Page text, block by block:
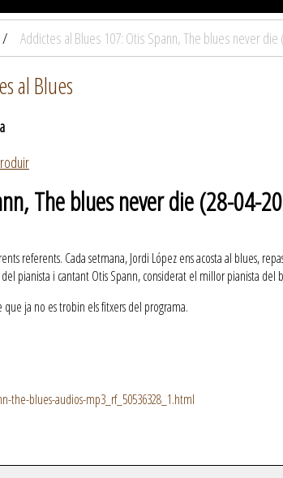
Addictes al Blues 107: Otis Spann, The blues never die
al Blues
The blues never die (28-04-
referents. Cada setmana, Jordi López ens acosta al blues,
pianista i cantant Otis Spann, considerat el millor pianista del
ja no es trobin els fitxers del programa.
the-blues-audios-mp3_rf_50536328_1.html